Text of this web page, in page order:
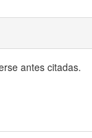
antes citadas.